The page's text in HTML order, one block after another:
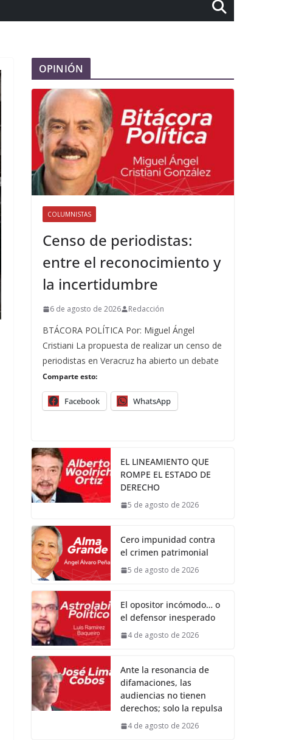
OPINIÓN
COLUMNISTAS
Censo de periodistas:
entre el reconocimiento y
la incertidumbre
6 de agosto de 2026 Redacción
BTÁCORA POLÍTICA Por: Miguel Ángel
Cristiani La propuesta de realizar un censo de
periodistas en Veracruz ha abierto un debate
Comparte esto:
Facebook WhatsApp
EL LINEAMIENTO QUE
ROMPE EL ESTADO DE
DERECHO
5 de agosto de 2026
Cero impunidad contra
el crimen patrimonial
5 de agosto de 2026
El opositor incómodo… o
el defensor inesperado
4 de agosto de 2026
Ante la resonancia de
difamaciones, las
audiencias no tienen
derechos; solo la repulsa
4 de agosto de 2026